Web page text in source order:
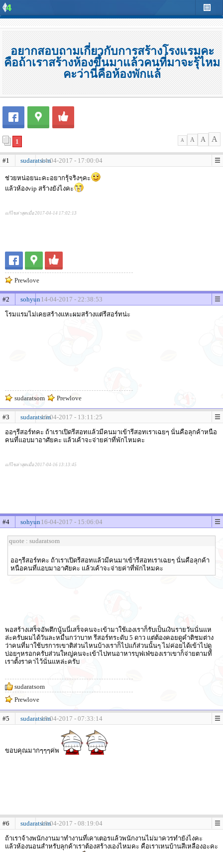
อยากสอบถามเกี่ยวกับการสร้างโรงแรมคะ
คือถ้าเราสร้างห้องขึ้นมาแล้วคนที่มาจะรุ้ไหม
คะว่านี่คือห้องพักแล้
1 A A A A
#1 sudaratsom14-04-2017 - 17:00:04
ช่วยหน่อยนะคะอยากรุ้จริงๆคะ
แล้วห้องvip สร้างยังไงคะ
แก้ไขล่าสุดเมื่อ 2017-04-14 17:02:13
Prewlove
#2 sohyun 14-04-2017 - 22:38:53
โรมแรมไม่เคยสร้างแหะผมสร้างแต่รีสอร์ทน่ะ
sudaratsom Prewlove
#3 sudaratsom16-04-2017 - 13:11:25
ออๆรีสอร์ทคะ ถ้าเราเปิดรีสอทแล้วมีคนมาเข้ารีสอทเราเฉยๆ นั่นคือลุกค้าหนือ
คนที่แอบมาอาศัยคะ แล้วเค้าจะจ่ายค่าที่พักไหมคะ
แก้ไขล่าสุดเมื่อ 2017-04-16 13:13:45
#4 sohyun 16-04-2017 - 15:06:04
quote : sudaratsom
ออๆรีสอร์ทคะ ถ้าเราเปิดรีสอทแล้วมีคนมาเข้ารีสอทเราเฉยๆ นั่นคือลุกค้า
หนือคนที่แอบมาอาศัยคะ แล้วเค้าจะจ่ายค่าที่พักไหมคะ
พอสร้างเสร็จอัพตึกนู้นนี่เสร็จคนจะเข้ามาใช้เองเราก็รับเป็นเงินรายวันนั่นแห
ล่ะครับผมได้วันละหมื่นกว่าบาท รีสอร์ทระดับ 5 ดาว แต่ต้องคอยดูคำติชมต่าง
ว่าคนที่มาใช้บรการเขาติส่วนไหนบ้างเราก็ไปแก้ส่วนนั้นๆ ไม่ค่อยได้เข้าไปดู
บ่อยๆหรอกครับส่วนใหญ่คนจะเข้าไปทนอาหารบุฟเฟ่ของเราเขาก็จ่ายตามที่
เราตั้งราคาไว้นั่นแหล่ะครับ
sudaratsom
Prewlove
#5 sudaratsom18-04-2017 - 07:33:14
ขอบคุณมากๆๆๆค่พ
#6 sudaratsom18-04-2017 - 08:19:04
ถ้าเราจ้างพนักงานมาทำงานที่เคาเตอรแล้วพนักงานไม่มาควรทำยังไงคะ
แล้วห้องนอนสำหรับลุกค้าเราต้องสร้างเองไหมคะ คือเราเหนบ้านสีเหลืองอะคะ